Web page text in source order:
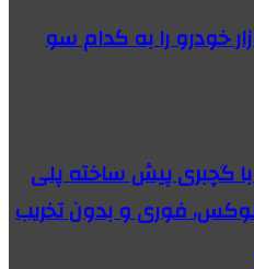
خودرو را به کدام سو
با گچبری پیش ساخته پلی
لوکس، فوری و بدون تخریب